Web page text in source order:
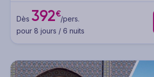
Dès 392€/pers.
pour 8 jours / 6 nuits